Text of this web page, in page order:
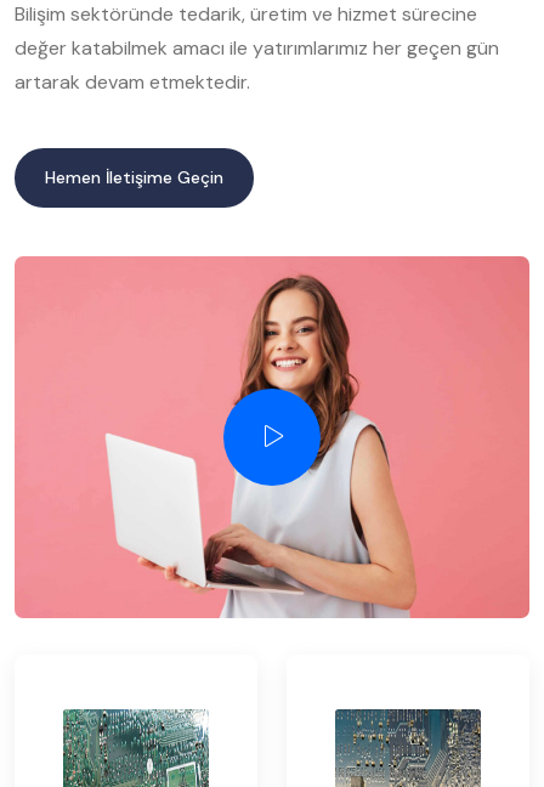
Bilişim sektöründe tedarik, üretim ve hizmet sürecine
değer katabilmek amacı ile yatırımlarımız her geçen gün
artarak devam etmektedir.
Hemen İletişime Geçin